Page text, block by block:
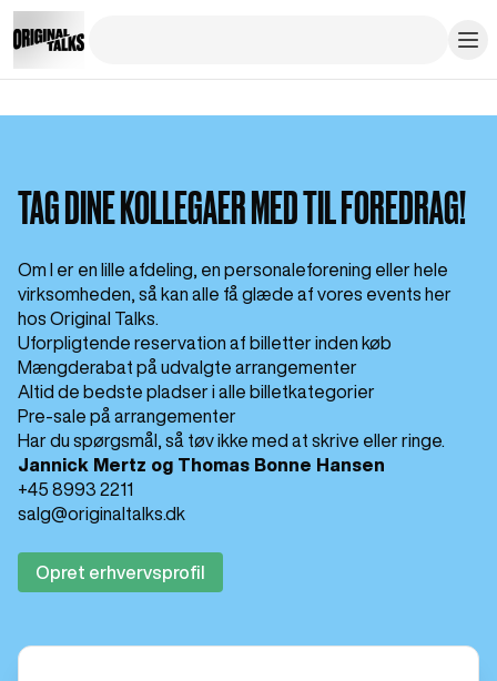
TAG DINE KOLLEGAER MED TIL FOREDRAG!
Om I er en lille afdeling, en personaleforening eller hele
virksomheden, så kan alle få glæde af vores events her
hos Original Talks.
Uforpligtende reservation af billetter inden køb
Mængderabat på udvalgte arrangementer
Altid de bedste pladser i alle billetkategorier
Pre-sale på arrangementer
Har du spørgsmål, så tøv ikke med at skrive eller ringe.
Jannick Mertz og Thomas Bonne Hansen
+45 8993 2211
salg@originaltalks.dk
Opret erhvervsprofil